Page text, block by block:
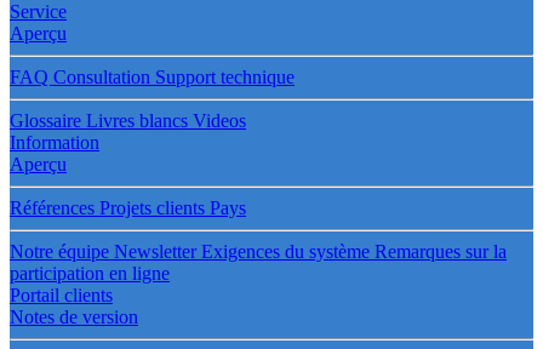
Service
Aperçu
FAQ Consultation Support technique
Glossaire Livres blancs Videos
Information
Aperçu
Références Projets clients Pays
Notre équipe NewsletterExigences du système Remarques sur la
participation en ligne
Portail clients
Notes de version